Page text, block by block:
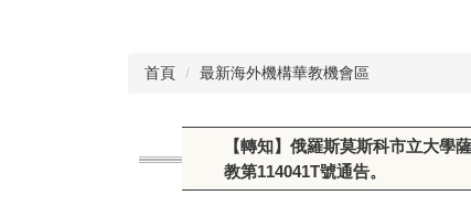
首頁 最新海外機構華教機會區
【轉知】俄羅斯莫斯科市立大學
教第114041T號通告。